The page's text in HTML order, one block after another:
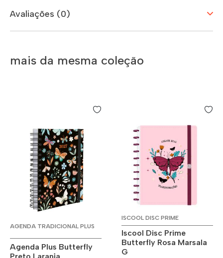
Avaliações (0)
mais da mesma coleção
AGENDA TRADICIONAL PLUS
Agenda Plus Butterfly
ISCOOL DISC PRIME
Iscool Disc Prime
Butterfly Rosa Marsala
G